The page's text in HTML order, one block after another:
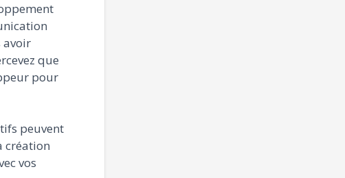
avoir
que
pour
peuvent
création
vos